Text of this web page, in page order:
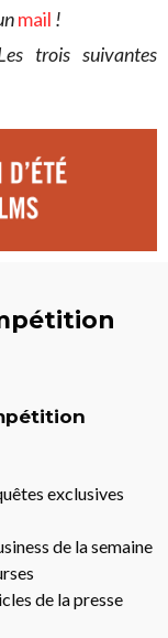
mail !
trois suivantes
exclusives
de la semaine
de la presse